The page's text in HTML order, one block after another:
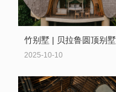
竹别墅 | 贝拉鲁圆顶别墅
2025-10-10